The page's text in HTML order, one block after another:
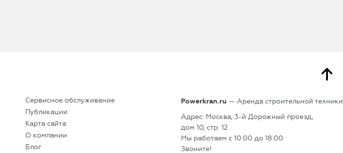
Сервисное обслуживание
Публикации
Карта сайта
О компании
Блог
Powerkran.ru — Аренда строительной техники
Адрес: Москва, 3-й Дорожный проезд,
дом 10, cтр. 12
Мы работаем с 10:00 до 18:00
Звоните!